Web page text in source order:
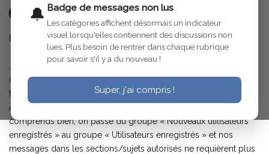
🔔 Badge de messages non lus
Les catégories affichent désormais un indicateur
visuel lorsqu'elles contiennent des discussions non
lues. Plus besoin de rentrer dans chaque rubrique
pour savoir s'il y a du nouveau !
Super, j'ai compris !
Dumbbell 8 févr. 2023
Bonjour !
J'ai parcouru la foire aux questions, mais j'ai encore des
interrogations concernant les permissions accordées avec le
temps aux nouveaux utilisateurs :
Après quelques messages approuvés par un modérateur, si je
comprends bien, on passe du groupe « Nouveaux utilisateurs
enregistrés » au groupe « Utilisateurs enregistrés » et nos
messages dans les sections/sujets autorisés ne requièrent plus